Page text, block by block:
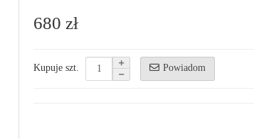
680 zł
Kupuje szt. Powiadom